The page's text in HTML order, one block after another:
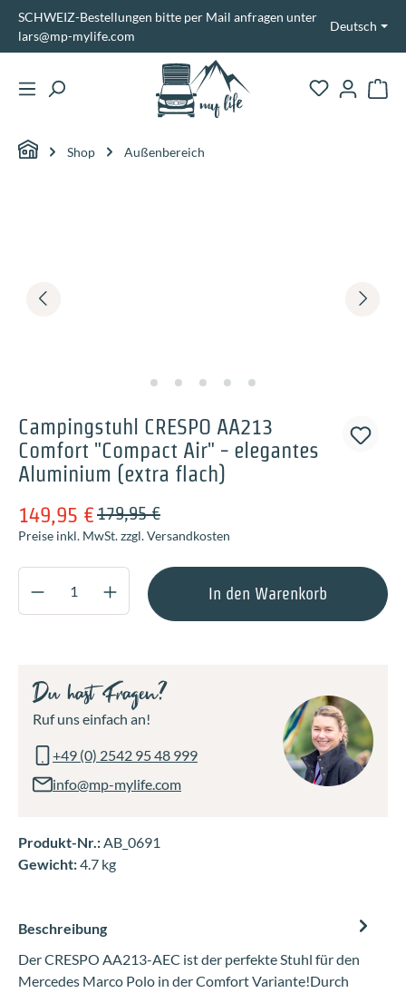
springen
SCHWEIZ-Bestellungen bitte per Mail anfragen unter
lars@mp-mylife.com
Deutsch
Shop Außenbereich
Campingstuhl CRESPO AA213
Comfort "Compact Air" - elegantes
Aluminium (extra flach)
149,95 €179,95 €
Preise inkl. MwSt. zzgl. Versandkosten
Produkt Anzahl: Gib den gewünschten
In den Warenkorb
Du hast Fragen?
Ruf uns einfach an!
+49 (0) 2542 95 48 999
info@mp-mylife.com
Produkt-Nr.:AB_0691
Gewicht:4.7 kg
Beschreibung
Der CRESPO AA213-AEC ist der perfekte Stuhl für den
Mercedes Marco Polo in der Comfort Variante!Durch